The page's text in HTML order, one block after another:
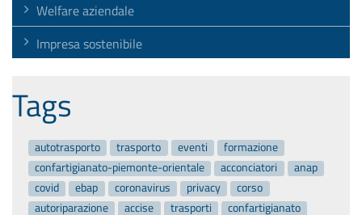
Welfare aziendale
Impresa sostenibile
Tags
autotrasporto trasporto eventi
formazione
confartigianato-piemonte-orientale
acconciatori
anap
covid
ebap coronavirus privacy
corso
autoriparazione
accise trasporti
confartigianato